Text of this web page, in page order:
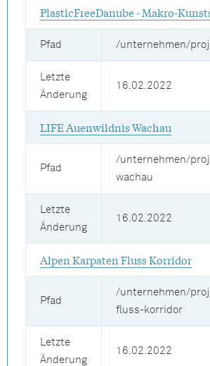
PlasticFreeDanube - Makro-
Pfad /unternehmen/
Letzte
Änderung
16.02.2022
LIFE Auenwildnis Wachau
Pfad
/unternehmen/
wachau
Letzte
Änderung
16.02.2022
Alpen Karpaten Fluss Korridor
Pfad
/unternehmen/
fluss-korridor
Letzte
Änderung
16.02.2022